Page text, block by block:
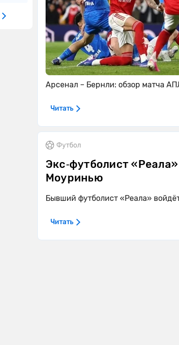
Арсенал – Бернли: обзор матча
Читать
Футбол
Экс‑футболист
Моуринью
Бывший футболист «Реала»
Читать